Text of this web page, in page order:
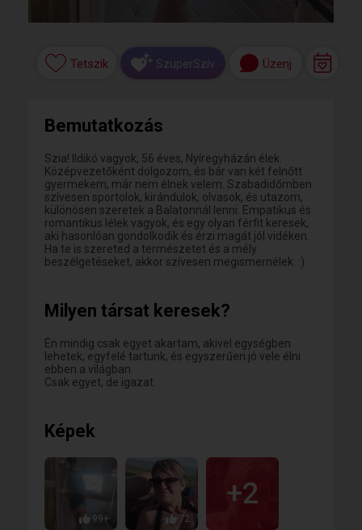
Tetszik SzuperSzív Üzenj
Bemutatkozás
Szia! Ildikó vagyok, 56 éves, Nyíregyházán élek.
Középvezetőként dolgozom, és bár van két felnőtt
gyermekem, már nem élnek velem. Szabadidőmben
szívesen sportolok, kirándulok, olvasok, és utazom,
különösen szeretek a Balatonnál lenni. Empatikus és
romantikus lélek vagyok, és egy olyan férfit keresek,
aki hasonlóan gondolkodik és érzi magát jól vidéken.
Ha te is szereted a természetet és a mély
beszélgetéseket, akkor szívesen megismernélek. :)
Milyen társat keresek?
Én mindig csak egyet akartam, akivel egységben
lehetek, egyfelé tartunk, és egyszerűen jó vele élni
ebben a világban.
Csak egyet, de igazat.
Képek
99+ 72
+2